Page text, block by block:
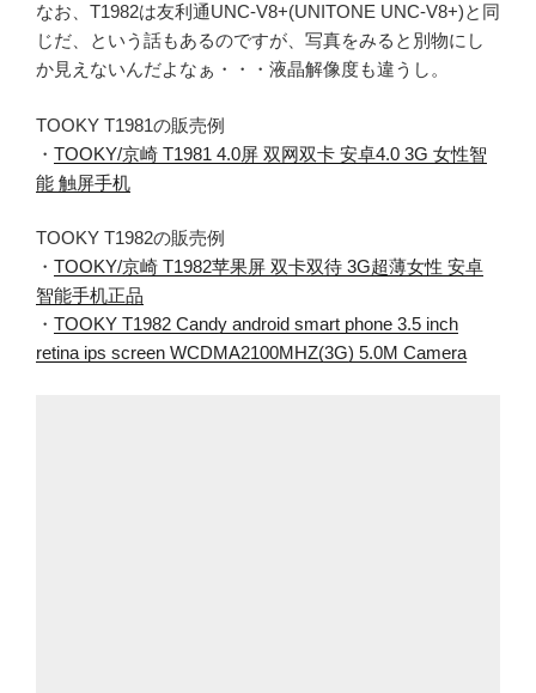
なお、T1982は友利通UNC-V8+(UNITONE UNC-V8+)と同
じだ、という話もあるのですが、写真をみると別物にし
か見えないんだよなぁ・・・液晶解像度も違うし。
TOOKY T1981の販売例
・ TOOKY/京崎 T1981 4.0屏 双网双卡 安卓4.0 3G 女性智
能 触屏手机
TOOKY T1982の販売例
・ TOOKY/京崎 T1982苹果屏 双卡双待 3G超薄女性 安卓
智能手机正品
・ TOOKY T1982 Candy android smart phone 3.5 inch
retina ips screen WCDMA2100MHZ(3G) 5.0M Camera